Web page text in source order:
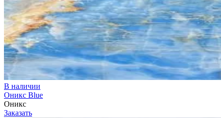
В наличии
Оникс Blue
Оникс
Заказать